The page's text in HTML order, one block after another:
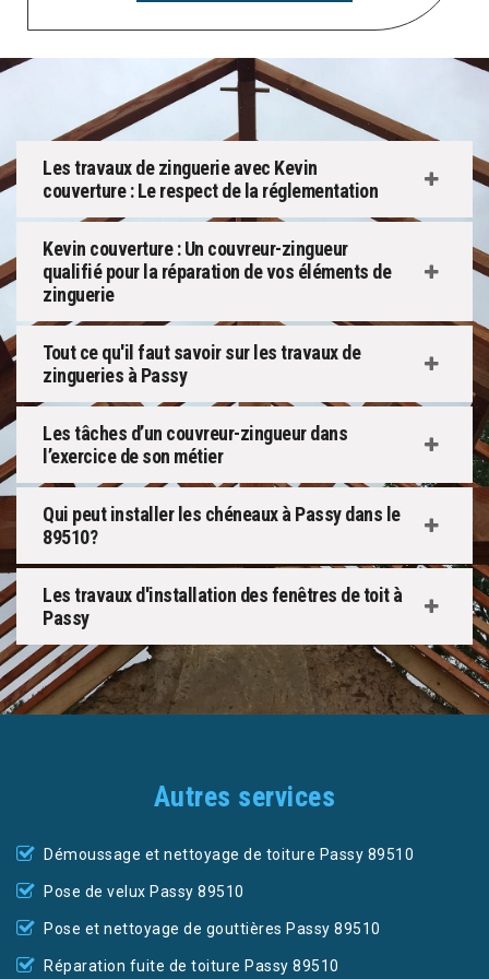
Les travaux de zinguerie avec Kevin
couverture : Le respect de la réglementation
Kevin couverture : Un couvreur-zingueur
qualifié pour la réparation de vos éléments de
zinguerie
Tout ce qu'il faut savoir sur les travaux de
zingueries à Passy
Les tâches d’un couvreur-zingueur dans
l’exercice de son métier
Qui peut installer les chéneaux à Passy dans le
89510?
Les travaux d'installation des fenêtres de toit à
Passy
Autres services
Démoussage et nettoyage de toiture Passy 89510
Pose de velux Passy 89510
Pose et nettoyage de gouttières Passy 89510
Réparation fuite de toiture Passy 89510